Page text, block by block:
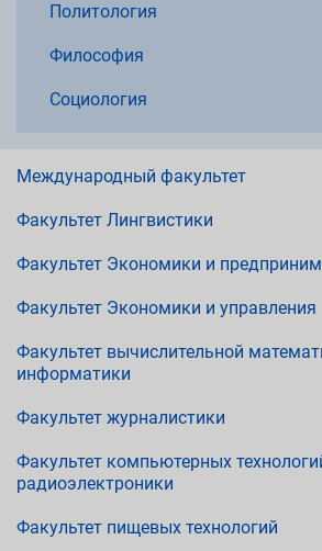
Политология
Философия
Социология
Международный факультет
Факультет Лингвистики
Факультет Экономики и
Факультет Экономики и управления
Факультет вычислительной
информатики
Факультет журналистики
Факультет компьютерных
радиоэлектроники
Факультет пищевых технологий